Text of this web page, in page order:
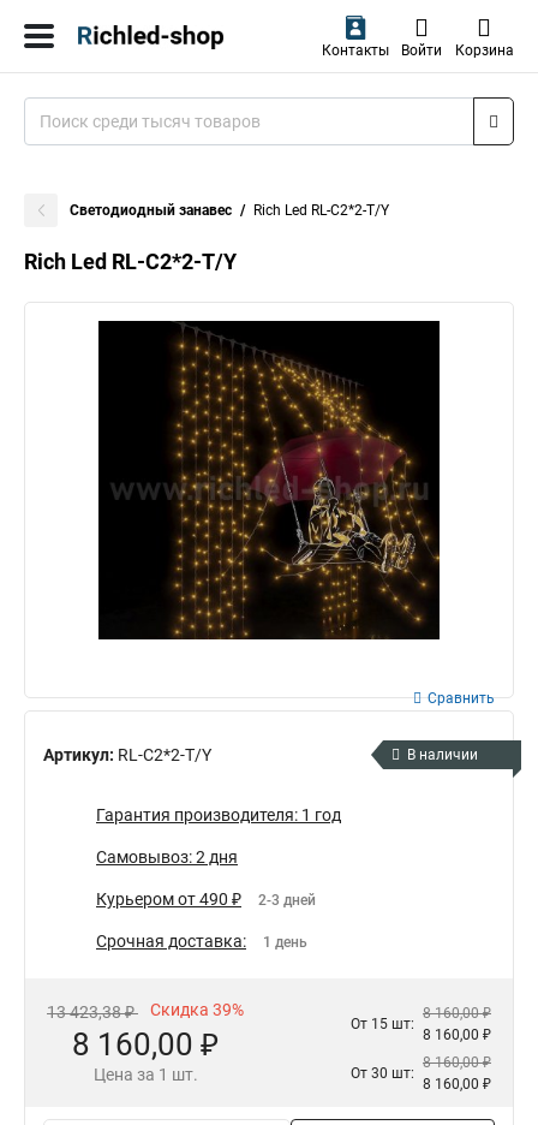
Контакты Войти Корзина
Светодиодный занавес Rich Led RL-C2*2-T/Y
Rich Led RL-C2*2-T/Y
Артикул: RL-C2*2-T/Y
Сравнить
В наличии
Гарантия производителя: 1 год
Самовывоз: 2 дня
Курьером от 490 ₽ 2-3 дней
Срочная доставка: 1 день
13 423,38 ₽ Скидка 39%
8 160,00 ₽
Цена за 1 шт.
От 15 шт:
8 160,00 ₽
8 160,00 ₽
От 30 шт:
8 160,00 ₽
8 160,00 ₽